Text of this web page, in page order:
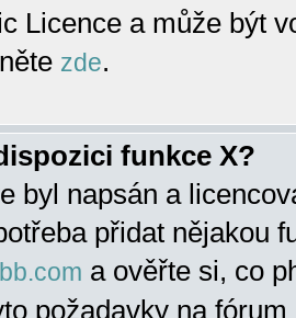
Licence a může být
zde.
funkce X?
byl napsán a
přidat nějakou
a ověřte si, co
požadavky na